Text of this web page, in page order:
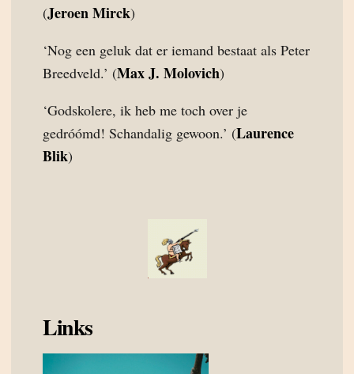
(Jeroen Mirck)
‘Nog een geluk dat er iemand bestaat als Peter
Breedveld.’ (Max J. Molovich)
‘Godskolere, ik heb me toch over je
gedróómd! Schandalig gewoon.’ (Laurence
Blik)
Links